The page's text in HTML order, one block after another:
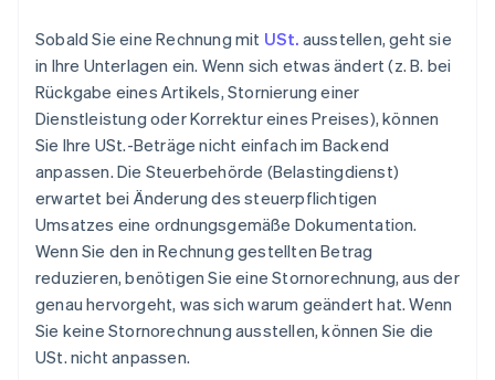
Sobald Sie eine Rechnung mit USt. ausstellen, geht sie
in Ihre Unterlagen ein. Wenn sich etwas ändert (z. B. bei
Rückgabe eines Artikels, Stornierung einer
Dienstleistung oder Korrektur eines Preises), können
Sie Ihre USt.-Beträge nicht einfach im Backend
anpassen. Die Steuerbehörde (Belastingdienst)
erwartet bei Änderung des steuerpflichtigen
Umsatzes eine ordnungsgemäße Dokumentation.
Wenn Sie den in Rechnung gestellten Betrag
reduzieren, benötigen Sie eine Stornorechnung, aus der
genau hervorgeht, was sich warum geändert hat. Wenn
Sie keine Stornorechnung ausstellen, können Sie die
USt. nicht anpassen.